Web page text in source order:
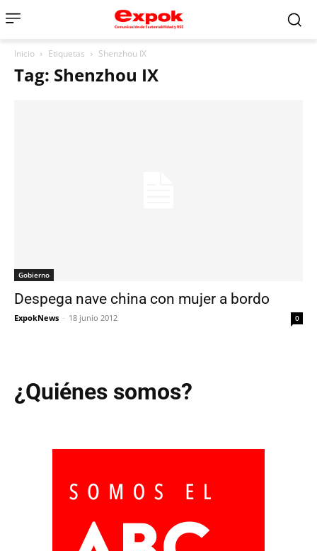
Inicio Etiquetas Shenzhou IX
Tag: Shenzhou IX
Gobierno
Despega nave china con mujer a bordo
ExpokNews - 18 junio 2012 0
¿Quiénes somos?